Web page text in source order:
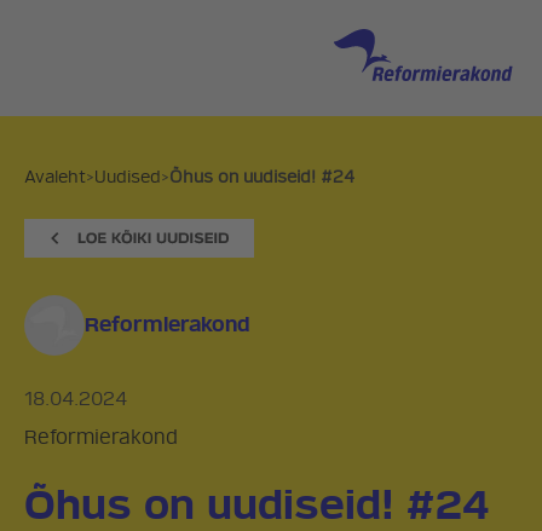
Avaleht>Uudised>Õhus on uudiseid! #24
Reformierakond
18.04.2024
Reformierakond
Õhus on uudiseid! #24